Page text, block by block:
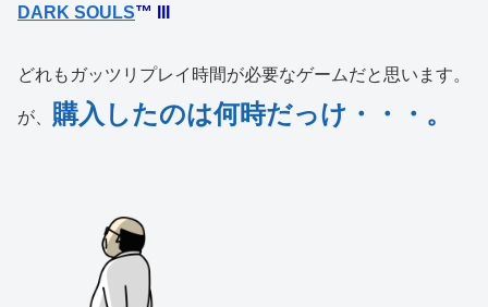
DARK SOULS™ III
どれもガッツリプレイ時間が必要なゲームだと思います。
が、 購入したのは何時だっけ・・・。